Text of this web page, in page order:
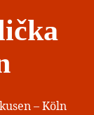
– Köln